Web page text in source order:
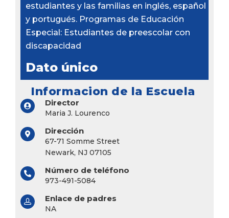
estudiantes y las familias en inglés, español
y portugués. Programas de Educación
Especial: Estudiantes de preescolar con
discapacidad
Dato único
Informacion de la Escuela
Director
Maria J. Lourenco
Dirección
67-71 Somme Street
Newark, NJ 07105
Número de teléfono
973-491-5084
Enlace de padres
NA